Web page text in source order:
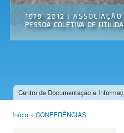
Menu principal
Centro de Documentação e
Início » CONFERÊNCIAS